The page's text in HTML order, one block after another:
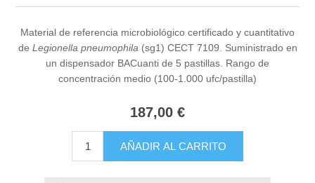
Material de referencia microbiológico certificado y cuantitativo
de Legionella pneumophila (sg1) CECT 7109. Suministrado en
un dispensador BACuanti de 5 pastillas. Rango de
concentración medio (100-1.000 ufc/pastilla)
187,00 €
AÑADIR AL CARRITO